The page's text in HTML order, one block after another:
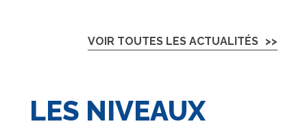
VOIR TOUTES LES ACTUALITÉS
LES NIVEAUX